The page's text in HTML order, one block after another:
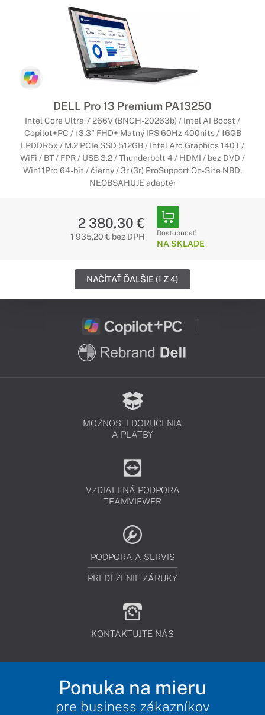
DELL Pro 13 Premium PA13250
Intel Core Ultra 7 266V (BNCH-20263b) / Intel AI Boost /
Copilot+PC / 13,3" FHD+ Matný IPS 60Hz 400nits / 16GB
LPDDR5x / M.2 PCIe SSD 512GB / Intel Arc Graphics 140T /
WiFi / BT / FPR / USB 3.2 / Thunderbolt 4 / HDMI / bez DVD /
Win11Pro 64-bit / čierny / 3r (3r) ProSupport On-Site NBD,
NEOBSAHUJE adaptér
2 380,30 €
1 935,20 € bez DPH Dostupnosť:
NA SKLADE
NAČÍTAŤ ĎALŠIE (1 Z 4)
MOŽNOSTI DORUČENIA
A PLATBY
VZDIALENÁ PODPORA
TEAMVIEWER
PODPORA A SERVIS
PREDĹŽENIE ZÁRUKY
KONTAKTUJTE NÁS
Ponuka na mieru
pre business zákazníkov